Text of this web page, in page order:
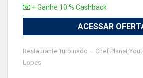
+ Ganhe 10 % Cashback
ACESSAR
Restaurante Turbinado – Chef Planet
Lopes